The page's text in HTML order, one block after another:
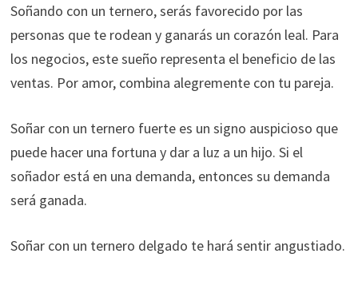
Soñando con un ternero, serás favorecido por las
personas que te rodean y ganarás un corazón leal. Para
los negocios, este sueño representa el beneficio de las
ventas. Por amor, combina alegremente con tu pareja.
Soñar con un ternero fuerte es un signo auspicioso que
puede hacer una fortuna y dar a luz a un hijo. Si el
soñador está en una demanda, entonces su demanda
será ganada.
Soñar con un ternero delgado te hará sentir angustiado.